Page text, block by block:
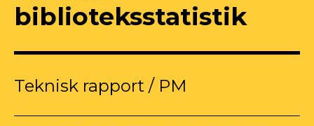
biblioteksstatistik
Teknisk rapport / PM